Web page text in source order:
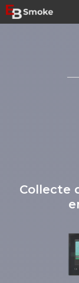
Collecte